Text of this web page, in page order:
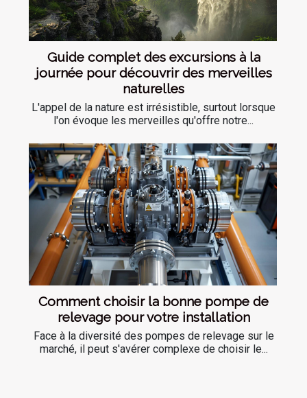
Guide complet des excursions à la
journée pour découvrir des merveilles
naturelles
L'appel de la nature est irrésistible, surtout lorsque
l'on évoque les merveilles qu'offre notre...
Comment choisir la bonne pompe de
relevage pour votre installation
Face à la diversité des pompes de relevage sur le
marché, il peut s'avérer complexe de choisir le...